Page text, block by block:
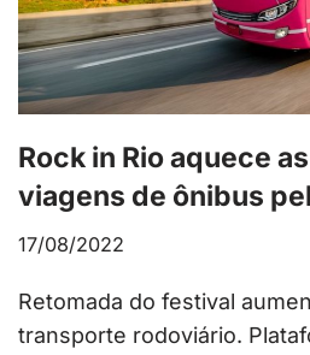
Rock in Rio aquece
viagens de ônibus
17/08/2022
Retomada do festival
transporte rodoviário.